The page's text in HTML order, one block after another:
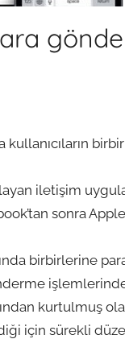
iletişim
sonra
birbirlerine
işlemlerinde
kurtulmuş
için sürekli